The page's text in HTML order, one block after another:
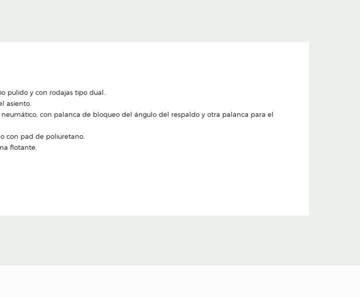
pulido y con rodajas tipo dual.
asiento.
con palanca de bloqueo del ángulo del respaldo y otra palanca para el
con pad de poliuretano.
flotante.